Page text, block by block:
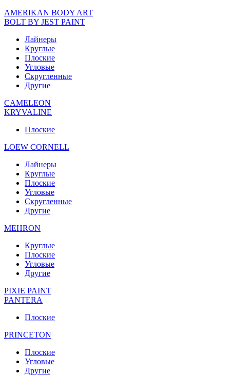
AMERIKAN BODY ART
BOLT BY JEST PAINT
Лайнеры
Круглые
Плоские
Угловые
Скругленные
Другие
CAMELEON
KRYVALINE
Плоские
LOEW CORNELL
Лайнеры
Круглые
Плоские
Угловые
Скругленные
Другие
MEHRON
Круглые
Плоские
Угловые
Другие
PIXIE PAINT
PANTERA
Плоские
PRINCETON
Плоские
Угловые
Другие